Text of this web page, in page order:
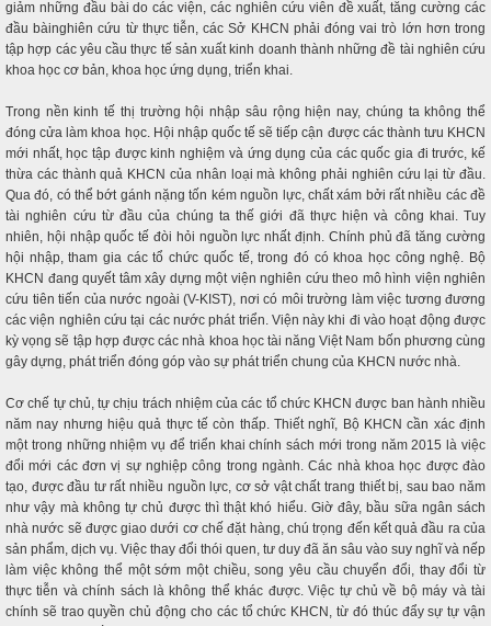
giảm những đầu bài do các viện, các nghiên cứu viên đề xuất, tăng cường các
đầu bàinghiên cứu từ thực tiễn, các Sở KHCN phải đóng vai trò lớn hơn trong
tập hợp các yêu cầu thực tế sản xuất kinh doanh thành những đề tài nghiên cứu
khoa học cơ bản, khoa học ứng dụng, triển khai.
Trong nền kinh tế thị trường hội nhập sâu rộng hiện nay, chúng ta không thể
đóng cửa làm khoa học. Hội nhập quốc tế sẽ tiếp cận được các thành tưu KHCN
mới nhất, học tập được kinh nghiệm và ứng dụng của các quốc gia đi trước, kế
thừa các thành quả KHCN của nhân loại mà không phải nghiên cứu lại từ đầu.
Qua đó, có thể bớt gánh nặng tốn kém nguồn lực, chất xám bởi rất nhiều các đề
tài nghiên cứu từ đầu của chúng ta thế giới đã thực hiện và công khai. Tuy
nhiên, hội nhập quốc tế đòi hỏi nguồn lực nhất định. Chính phủ đã tăng cường
hội nhập, tham gia các tổ chức quốc tế, trong đó có khoa học công nghệ. Bộ
KHCN đang quyết tâm xây dựng một viện nghiên cứu theo mô hình viện nghiên
cứu tiên tiến của nước ngoài (V-KIST), nơi có môi trường làm việc tương đương
các viện nghiên cứu tại các nước phát triển. Viện này khi đi vào hoạt động được
kỳ vọng sẽ tập hợp được các nhà khoa học tài năng Việt Nam bốn phương cùng
gây dựng, phát triển đóng góp vào sự phát triển chung của KHCN nước nhà.
Cơ chế tự chủ, tự chịu trách nhiệm của các tổ chức KHCN được ban hành nhiều
năm nay nhưng hiệu quả thực tế còn thấp. Thiết nghĩ, Bộ KHCN cần xác định
một trong những nhiệm vụ để triển khai chính sách mới trong năm 2015 là việc
đổi mới các đơn vị sự nghiệp công trong ngành. Các nhà khoa học được đào
tạo, được đầu tư rất nhiều nguồn lực, cơ sở vật chất trang thiết bị, sau bao năm
như vậy mà không tự chủ được thì thật khó hiểu. Giờ đây, bầu sữa ngân sách
nhà nước sẽ được giao dưới cơ chế đặt hàng, chú trọng đến kết quả đầu ra của
sản phẩm, dịch vụ. Việc thay đổi thói quen, tư duy đã ăn sâu vào suy nghĩ và nếp
làm việc không thể một sớm một chiều, song yêu cầu chuyển đổi, thay đổi từ
thực tiễn và chính sách là không thể khác được. Việc tự chủ về bộ máy và tài
chính sẽ trao quyền chủ động cho các tổ chức KHCN, từ đó thúc đẩy sự tự vận